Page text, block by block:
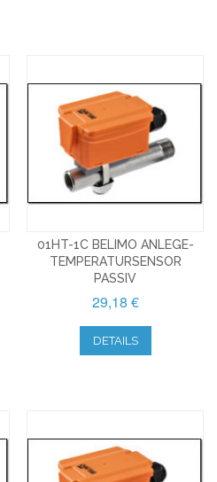
01HT-1C BELIMO ANLEGE-
TEMPERATURSENSOR
PASSIV
29,18 €
DETAILS